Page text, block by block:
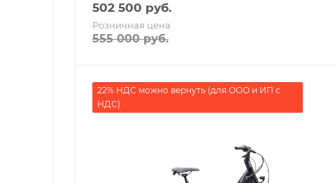
502 500 руб.
Розничная цена
555 000руб.
22% НДС можно вернуть (для ООО и ИП с
НДС)